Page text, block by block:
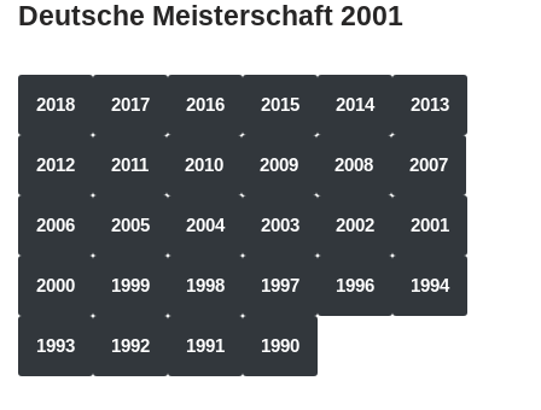
Deutsche Meisterschaft 2001
2018 2017 2016 2015 2014 2013
2012 2011 2010 2009 2008 2007
2006 2005 2004 2003 2002 2001
2000 1999 1998 1997 1996 1994
1993 1992 1991 1990